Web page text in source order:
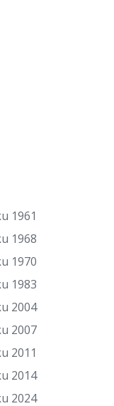
1961
1968
1970
1983
2004
2007
2011
2014
2024